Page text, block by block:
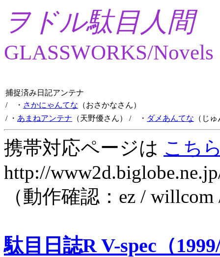
ヲドル駄目人間
GLASSWORKS/Novels
捕捉済み日記アンテナ
/ ・ さかにゃんてな （おさかなさん）
/ ・ あまねアンテナ （天野優さん） / ・ ダメあんてな （じ
携帯対応ページは こち
http://
（動作確認：ez /
駄目日誌R V-spec（